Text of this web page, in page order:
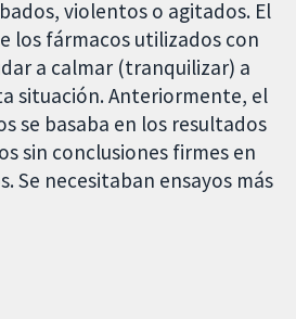
violentos o agitados. El
los fármacos utilizados con
a calmar (tranquilizar) a
situación. Anteriormente, el
se basaba en los resultados
sin conclusiones firmes en
Se necesitaban ensayos más